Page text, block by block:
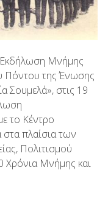
Εκδήλωση Μνήμης
Πόντου της Ένωσης
Σουμελά», στις 19
το Κέντρο
πλαίσια των
Πολιτισμού
Χρόνια Μνήμης και